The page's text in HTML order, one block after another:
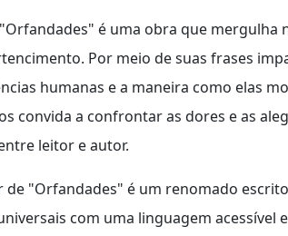
é uma obra que mergulha
Por meio de suas frases
humanas e a maneira como elas
convida a confrontar as dores e as
leitor e autor.
de "Orfandades" é um renomado
com uma linguagem